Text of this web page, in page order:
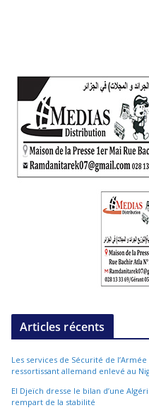
Articles récents
Les services de Sécurité de
ressortissant allemand enlevé au
El Djeïch dresse le bilan d’une
rempart de la stabilité